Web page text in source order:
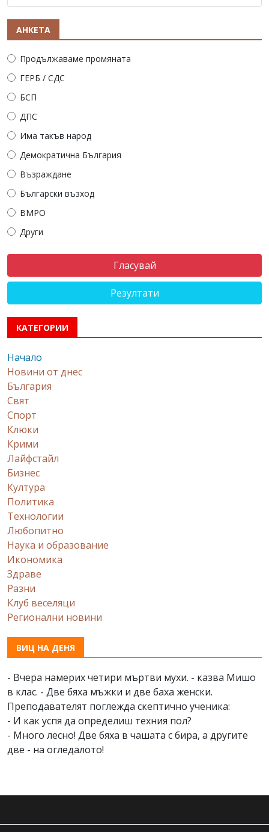
АНКЕТА
Продължаваме промяната
ГЕРБ / СДС
БСП
ДПС
Има такъв народ
Демократична България
Възраждане
Български възход
ВМРО
Други
Резултати
КАТЕГОРИИ
Начало
Новини от днес
България
Свят
Спорт
Клюки
Крими
Лайфстайл
Бизнес
Култура
Политика
Технологии
Любопитно
Наука и образование
Икономика
Здраве
Разни
Клуб веселяци
Регионални новини
ВИЦ НА ДЕНЯ
- Вчера намерих четири мъртви мухи. - казва Мишо
в клас. - Две бяха мъжки и две баха женски.
Преподавателят поглежда скептично ученика:
- И как успя да определиш техния пол?
- Много лесно! Две бяха в чашата с бира, а другите
две - на огледалото!